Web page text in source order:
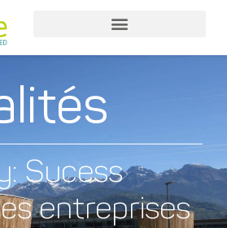
Sucess
entreprises